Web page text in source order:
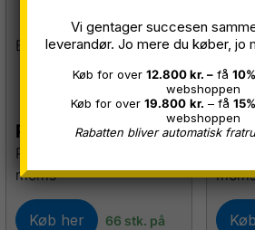
Bruges til FACADE
Pr. stk.239,00kr.
Prisen er inkl. skruer og
moms
Køb her 66 stk. på
Pr.
Vi gentager succesen
leverandør. Jo mere du køber, jo
Køb for over 12.800 kr. –få
webshoppen
Køb for over 19.800 kr. – få 15%
webshoppen
Rabatten bliver automatisk